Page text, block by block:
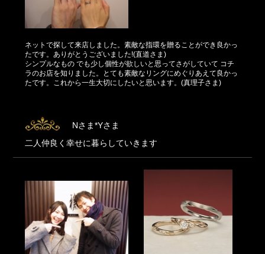
ネットで探して来店しました。素敵な指環を贈ることができ良かっ
たです。ありがとうございました!(直道さま)
シンプルなもの でも少し個性が欲しいと思ってさがしていて コチ
ラのお店を知りました。とても素敵なリングにめぐりあえて良かっ
たです。これから一生大切にしたいと思います。(真理子さま)
Nさま*Yさま
二人仲良く幸せに暮らしていきます